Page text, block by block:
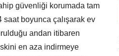
güvenliği korumada tam
boyunca çalışarak ev
andan itibaren
en aza indirmeye